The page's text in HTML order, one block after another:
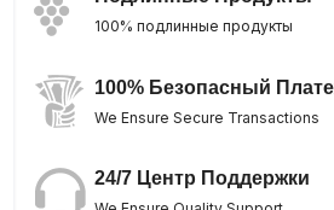
100% подлинные продукты
100% Безопасный
We Ensure Secure Transactions
24/7 Центр Поддержки